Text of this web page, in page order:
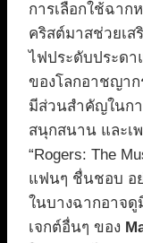
การเลือกใช้ฉาก
คริสต์มาสช่วยเส
ไฟประดับประดา
ของโลกอาชญา
มีส่วนสำคัญในก
สนุกสนาน และเ
“Rogers: The
แฟนๆ ชื่นชอบ อย่
ในบางฉากอาจดู
เจกต์อื่นๆ ของ